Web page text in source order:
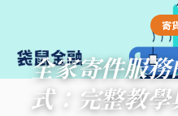
寄
全家寄件服
式：完整教